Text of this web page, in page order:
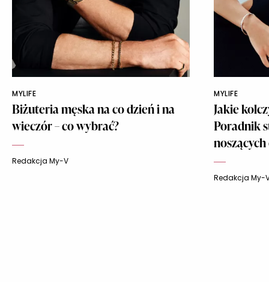
MYLIFE
Biżuteria męska na co dzień i na
wieczór – co wybrać?
Redakcja My-V
MYLIFE
Jakie
Poradnik
Redakcja My-